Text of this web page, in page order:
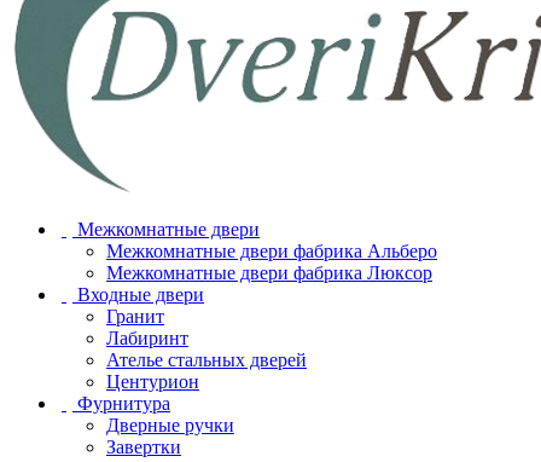
Межкомнатные двери
Межкомнатные двери фабрика Альберо
Межкомнатные двери фабрика Люксор
Входные двери
Гранит
Лабиринт
Ателье стальных дверей
Центурион
Фурнитура
Дверные ручки
Завертки